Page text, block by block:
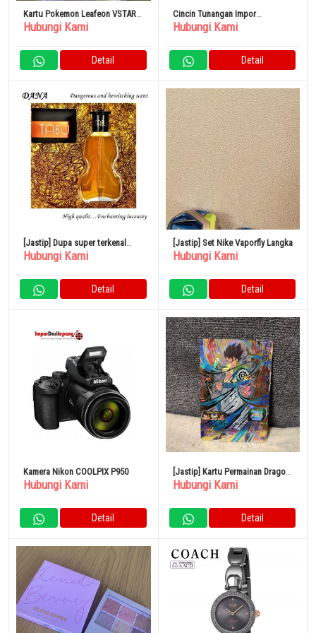
Kartu Pokemon Leafeon VSTAR
s12a 210/172
Hubungi Kami
Detail
Cincin Tunangan Impor
Pengaturan Tiffany Berlian 1
Hubungi Kami
Detail
[Jastip] Dupa super terkenal
DANA TABU
Hubungi Kami
Detail
[Jastip] Set Nike Vaporfly Langka
Hubungi Kami
Detail
Kamera Nikon COOLPIX P950
Hubungi Kami
Detail
[Jastip] Kartu Permainan Dragon
Ball Heroes Gogita BR
Hubungi Kami
Detail